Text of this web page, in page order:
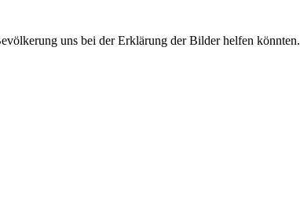
uns bei der Erklärung der Bilder helfen könnten.